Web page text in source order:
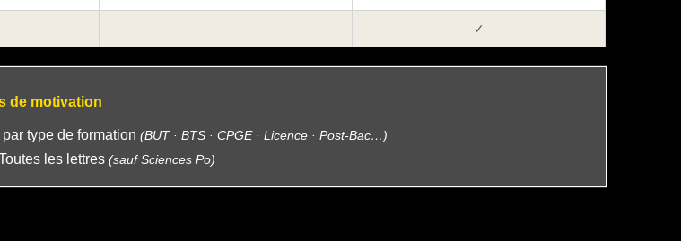
— ✓
de motivation
type de formation (BUT · BTS · CPGE · Licence · Post-Bac…)
les lettres (sauf Sciences Po)